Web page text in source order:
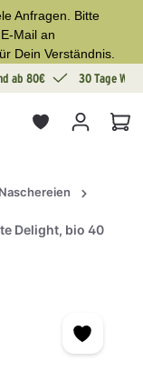
Anfragen. Bitte
Mail an
Dein Verständnis.
ab 80€ 30 Tage
Delight, bio 40